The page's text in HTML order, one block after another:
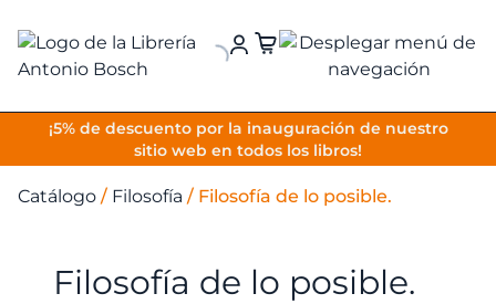
¡5% de descuento por la inauguración de nuestro
sitio web en todos los libros!
VOLVER
Catálogo / Filosofía / Filosofía de lo posible.
Filosofía de lo posible.